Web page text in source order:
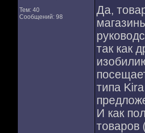
Тем: 40
Сообщений: 98
Да,
так как
типа
И как
товаров